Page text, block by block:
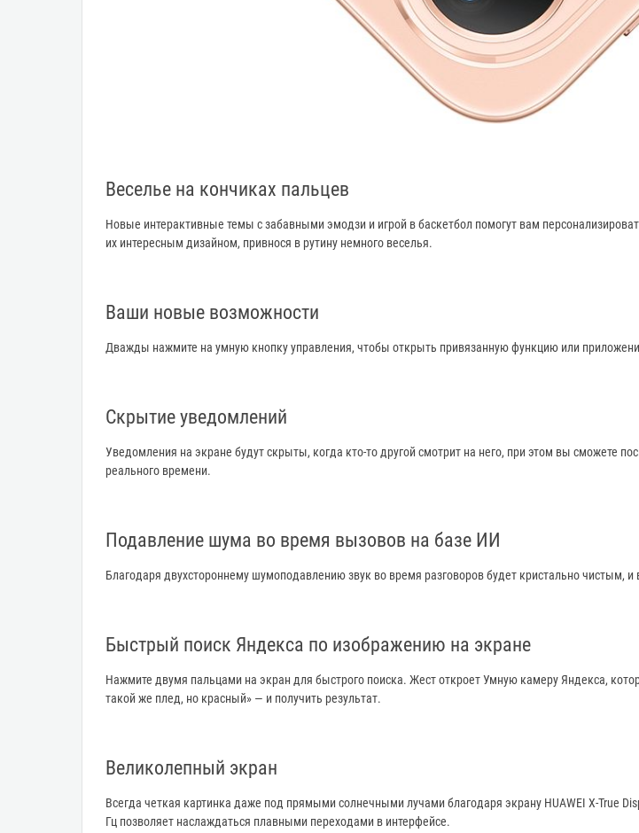
Веселье на кончиках пальцев
Новые интерактивные темы с забавными эмодзи и игрой в баскетбол помогут вам
их интересным дизайном, привнося в рутину немного веселья.
Ваши новые возможности
Дважды нажмите на умную кнопку управления, чтобы открыть привязанную функцию или
Скрытие уведомлений
Уведомления на экране будут скрыты, когда кто-то другой смотрит на него, при этом вы сможете
реального времени.
Подавление шума во время вызовов на базе ИИ
Благодаря двухстороннему шумоподавлению звук во время разговоров будет кристально чистым,
Быстрый поиск Яндекса по изображению на экране
Нажмите двумя пальцами на экран для быстрого поиска. Жест откроет Умную камеру Яндекса,
такой же плед, но красный» — и получить результат.
Великолепный экран
Всегда четкая картинка даже под прямыми солнечными лучами благодаря экрану HUAWEI X-True
Гц позволяет наслаждаться плавными переходами в интерфейсе.